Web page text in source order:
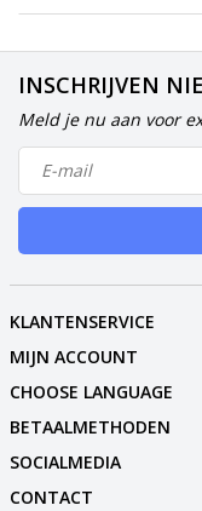
INSCHRIJVEN
Meld je nu aan voor
KLANTENSERVICE
MIJN ACCOUNT
CHOOSE LANGUAGE
BETAALMETHODEN
SOCIALMEDIA
CONTACT